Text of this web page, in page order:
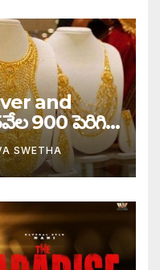
and
900 పెరిగిన
SWETHA